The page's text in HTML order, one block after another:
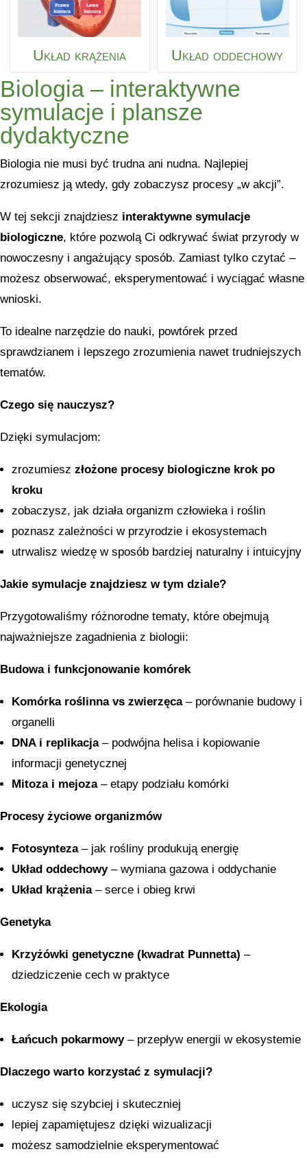
Układ krążenia Układ oddechowy
Biologia – interaktywne
symulacje i plansze
dydaktyczne
Biologia nie musi być trudna ani nudna. Najlepiej
zrozumiesz ją wtedy, gdy zobaczysz procesy „w akcji”.
W tej sekcji znajdziesz interaktywne symulacje
biologiczne, które pozwolą Ci odkrywać świat przyrody w
nowoczesny i angażujący sposób. Zamiast tylko czytać –
możesz obserwować, eksperymentować i wyciągać własne
wnioski.
To idealne narzędzie do nauki, powtórek przed
sprawdzianem i lepszego zrozumienia nawet trudniejszych
tematów.
Czego się nauczysz?
Dzięki symulacjom:
zrozumiesz złożone procesy biologiczne krok po
kroku
zobaczysz, jak działa organizm człowieka i roślin
poznasz zależności w przyrodzie i ekosystemach
utrwalisz wiedzę w sposób bardziej naturalny i intuicyjny
Jakie symulacje znajdziesz w tym dziale?
Przygotowaliśmy różnorodne tematy, które obejmują
najważniejsze zagadnienia z biologii:
Budowa i funkcjonowanie komórek
Komórka roślinna vs zwierzęca– porównanie budowy i
organelli
DNA i replikacja– podwójna helisa i kopiowanie
informacji genetycznej
Mitoza i mejoza– etapy podziału komórki
Procesy życiowe organizmów
Fotosynteza– jak rośliny produkują energię
Układ oddechowy– wymiana gazowa i oddychanie
Układ krążenia– serce i obieg krwi
Genetyka
Krzyżówki genetyczne (kwadrat Punnetta) –
dziedziczenie cech w praktyce
Ekologia
Łańcuch pokarmowy– przepływ energii w ekosystemie
Dlaczego warto korzystać z symulacji?
uczysz się szybciej i skuteczniej
lepiej zapamiętujesz dzięki wizualizacji
możesz samodzielnie eksperymentować